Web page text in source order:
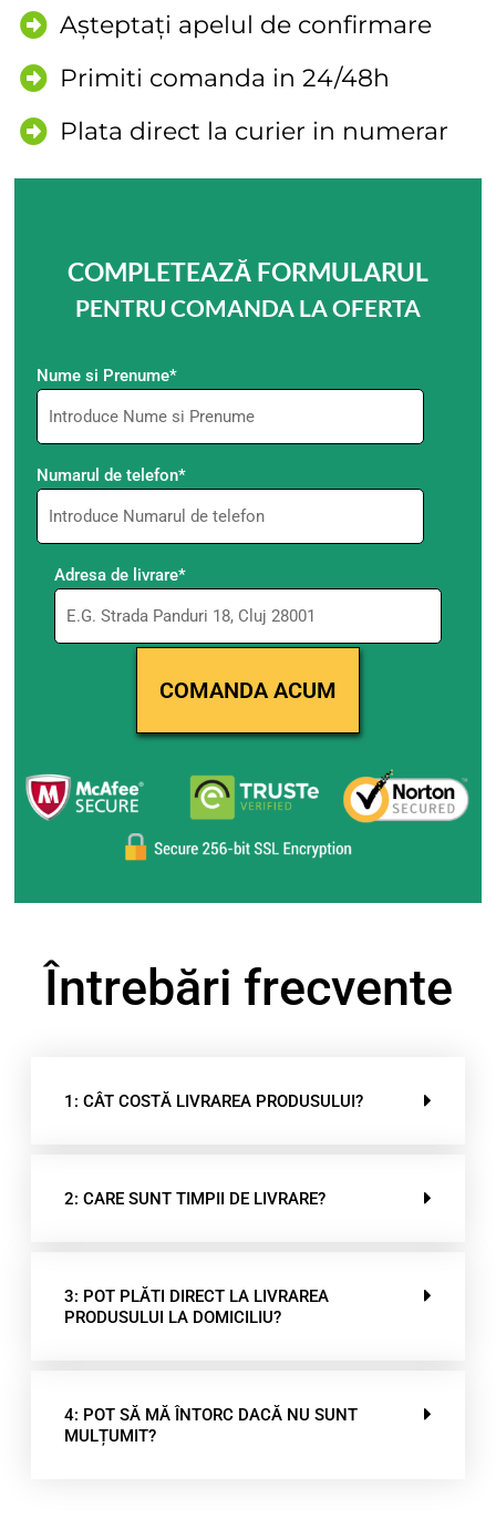
Așteptați apelul de confirmare
Primiti comanda in 24/48h
Plata direct la curier in numerar
COMPLETEAZĂ FORMULARUL
PENTRU COMANDA LA OFERTA
Nume si Prenume*
Numarul de telefon*
Adresa de livrare*
Întrebări frecvente
1: CÂT COSTĂ LIVRAREA PRODUSULUI?
2: CARE SUNT TIMPII DE LIVRARE?
3: POT PLĂTI DIRECT LA LIVRAREA
PRODUSULUI LA DOMICILIU?
4: POT SĂ MĂ ÎNTORC DACĂ NU SUNT
MULȚUMIT?